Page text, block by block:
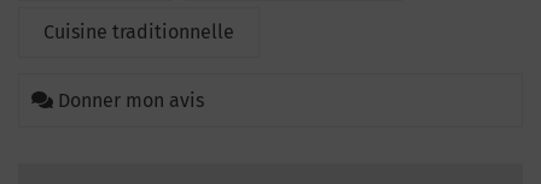
Cuisine traditionnelle
Donner mon avis